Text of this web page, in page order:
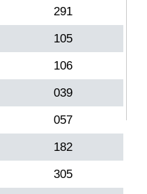
291
105
106
039
057
182
305